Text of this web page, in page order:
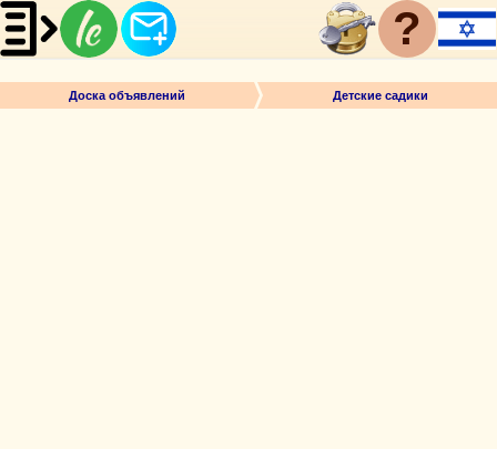
?
Доска объявлений Детские садики